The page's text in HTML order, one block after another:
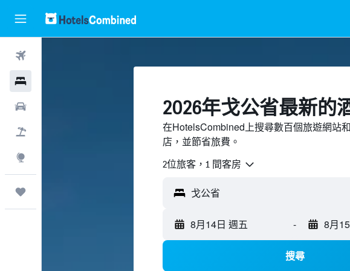
2026年戈公省最新的
在HotelsCombined上搜尋數百個旅遊網站
店，並節省旅費。
2位旅客，1 間客房
8月14日 週五 - 8月
搜尋